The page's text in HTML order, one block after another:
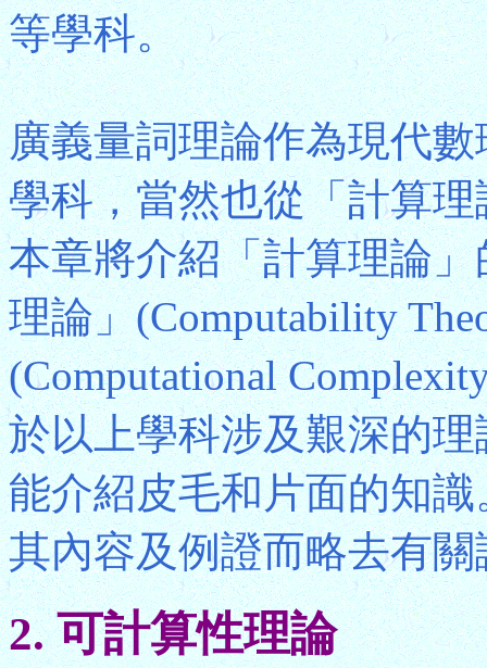
等學科。
廣義量詞理論作為現代
學科，當然也從「計算
本章將介紹「計算理論
理論」(Computability
(Computational
於以上學科涉及艱深的
能介紹皮毛和片面的知
其內容及例證而略去有關
2. 可計算性理論